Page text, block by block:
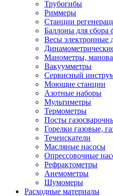
Трубогибы
Риммеры
Станции
Баллоны для сбора
Весы электронные
Манометры,
Вакуумметры
Сервисный
Моющие станции
Азотные наборы
Мультиметры
Термометры
Посты
Горелки газовые,
Течеискатели
Масляные насосы
Опрессовочные
Рефрактометры
Анемометры
Шумомеры
Расходные материалы